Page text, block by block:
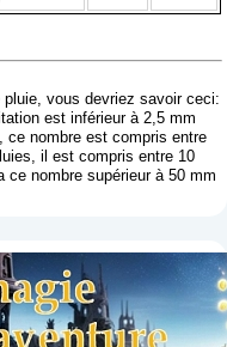
pluie, vous devriez savoir ceci:
est inférieur à 2,5 mm
ce nombre est compris entre
il est compris entre 10
nombre supérieur à 50 mm